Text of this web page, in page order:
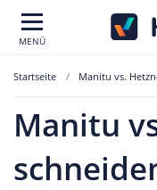
MENÜ
Startseite Manitu vs.
Manitu